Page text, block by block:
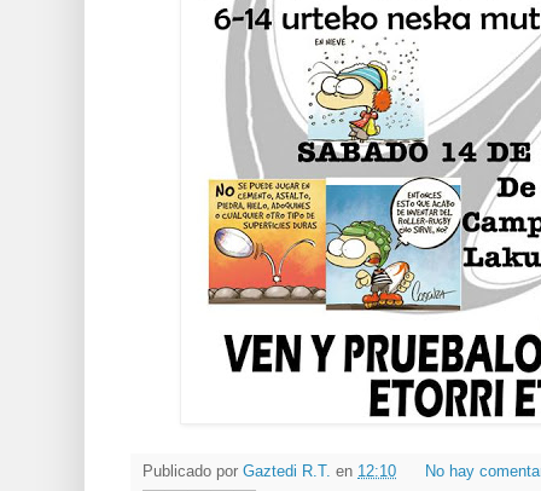
Publicado por Gaztedi R.T. en 12:10 No hay